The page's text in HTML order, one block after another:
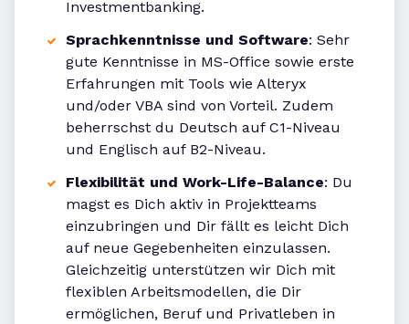
Investmentbanking.
Sprachkenntnisse und Software: Sehr
gute Kenntnisse in MS-Office sowie erste
Erfahrungen mit Tools wie Alteryx
und/oder VBA sind von Vorteil. Zudem
beherrschst du Deutsch auf C1-Niveau
und Englisch auf B2-Niveau.
Flexibilität und Work-Life-Balance: Du
magst es Dich aktiv in Projektteams
einzubringen und Dir fällt es leicht Dich
auf neue Gegebenheiten einzulassen.
Gleichzeitig unterstützen wir Dich mit
flexiblen Arbeitsmodellen, die Dir
ermöglichen, Beruf und Privatleben in